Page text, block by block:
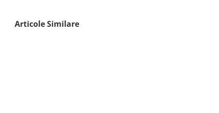
Articole Similare